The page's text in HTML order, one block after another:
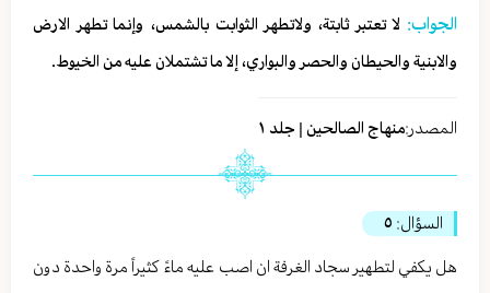
الجواب: لا تعتبر ثابتة، ولاتطهر الثوابت بالشمس، وإنما تطهر الارض
والابنية والحيطان والحصر والبواري، إلا ما تشتملان عليه من الخيوط.
المصدر:منهاج الصالحين | جلد ١
السؤال: ٥
هل يكفي لتطهير سجاد الغرفة ان اصب عليه ماءً كثيراً مرة واحدة دون